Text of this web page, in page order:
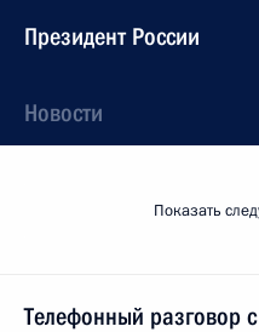
Президент России
Новости
Показать
Телефонный разговор